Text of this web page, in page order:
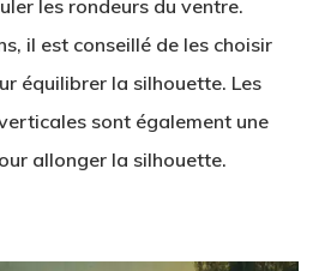
les rondeurs du ventre.
il est conseillé de les choisir
équilibrer la silhouette. Les
sont également une
allonger la silhouette.